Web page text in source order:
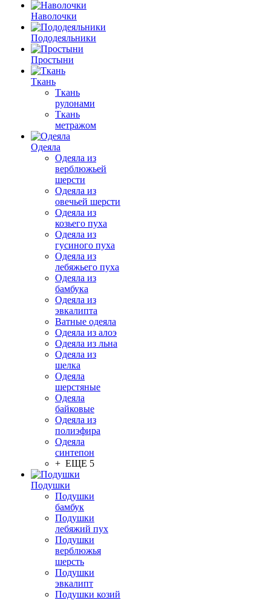
Наволочки
Пододеяльники
Простыни
Ткань
Ткань
рулонами
Ткань
метражом
Одеяла
Одеяла из
верблюжьей
шерсти
Одеяла из
овечьей шерсти
Одеяла из
козьего пуха
Одеяла из
гусиного пуха
Одеяла из
лебяжьего пуха
Одеяла из
бамбука
Одеяла из
эвкалипта
Ватные одеяла
Одеяла из алоэ
Одеяла из льна
Одеяла из
шелка
Одеяла
шерстяные
Одеяла
байковые
Одеяла из
полиэфира
Одеяла
синтепон
+ ЕЩЕ 5
Подушки
Подушки
бамбук
Подушки
лебяжий пух
Подушки
верблюжья
шерсть
Подушки
эвкалипт
Подушки козий